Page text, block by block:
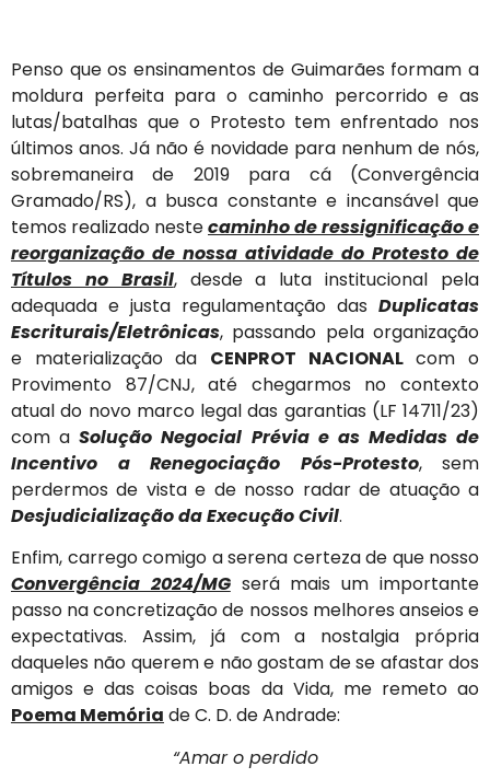
Penso que os ensinamentos de Guimarães formam a
moldura perfeita para o caminho percorrido e as
lutas/batalhas que o Protesto tem enfrentado nos
últimos anos. Já não é novidade para nenhum de nós,
sobremaneira de 2019 para cá (Convergência
Gramado/RS), a busca constante e incansável que
temos realizado nestecaminho de ressignificação e
reorganização de nossa atividade do Protesto de
Títulos no Brasil, desde a luta institucional pela
adequada e justa regulamentação das Duplicatas
Escriturais/Eletrônicas, passando pela organização
e materialização da CENPROT NACIONALcom o
Provimento 87/CNJ, até chegarmos no contexto
atual do novo marco legal das garantias (LF 14711/23)
com aSolução Negocial Prévia e as Medidas de
Incentivo a Renegociação Pós-Protesto, sem
perdermos de vista e de nosso radar de atuação a
Desjudicialização da Execução Civil.
Enfim, carrego comigo a serena certeza de que nosso
Convergência 2024/MGserá mais um importante
passo na concretização de nossos melhores anseios e
expectativas. Assim, já com a nostalgia própria
daqueles não querem e não gostam de se afastar dos
amigos e das coisas boas da Vida, me remeto ao
Poema Memória de C. D. de Andrade:
“Amar o perdido